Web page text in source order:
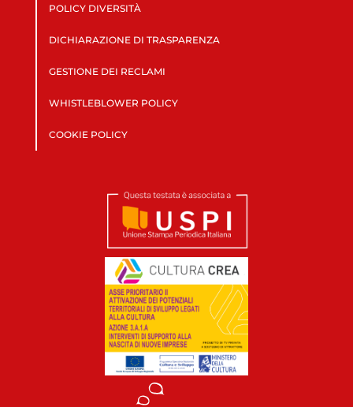
POLICY DIVERSITÀ
DICHIARAZIONE DI TRASPARENZA
GESTIONE DEI RECLAMI
WHISTLEBLOWER POLICY
COOKIE POLICY